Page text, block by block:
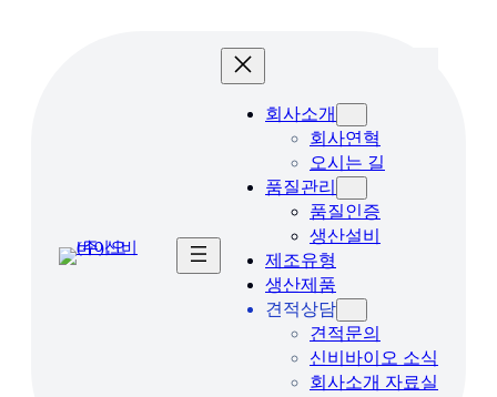
회사소개
회사연혁
오시는 길
품질관리
품질인증
생산설비
제조유형
생산제품
견적상담
견적문의
신비바이오 소식
회사소개 자료실